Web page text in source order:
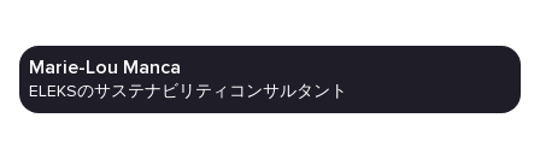
Marie-Lou Manca
ELEKSのサステナビリティコンサルタント